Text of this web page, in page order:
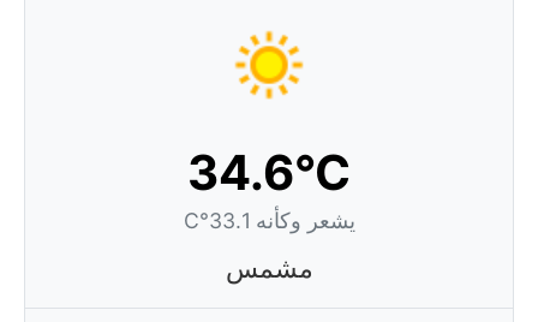
34.6°C
يشعر وكأنه 33.1°C
مشمس